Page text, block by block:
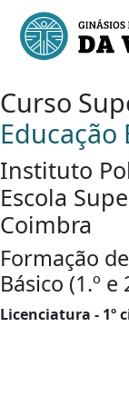
Curso
Educação
Instituto
Escola
Coimbra
Formação
Básico (1.º e
Licenciatura - 1º